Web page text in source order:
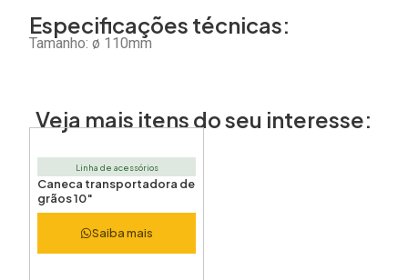
Especificações técnicas:
Tamanho: ø 110mm
Veja mais itens do seu interesse:
Linha de acessórios
Caneca transportadora de
grãos 10″
Saiba mais